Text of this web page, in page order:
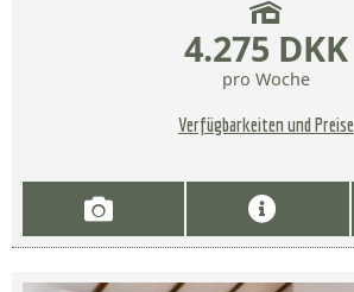
4.275 DKK
pro Woche
Verfügbarkeiten und Preise